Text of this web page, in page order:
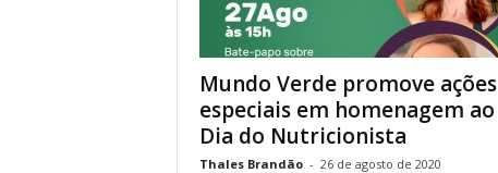
Mundo Verde promove ações
especiais em homenagem ao
Dia do Nutricionista
Thales Brandão - 26 de agosto de 2020